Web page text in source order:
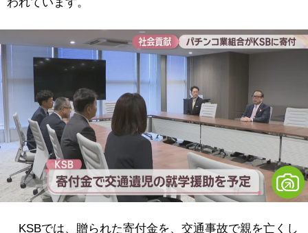
KSBでは、贈られた寄付金を、交通事故で親を亡くし